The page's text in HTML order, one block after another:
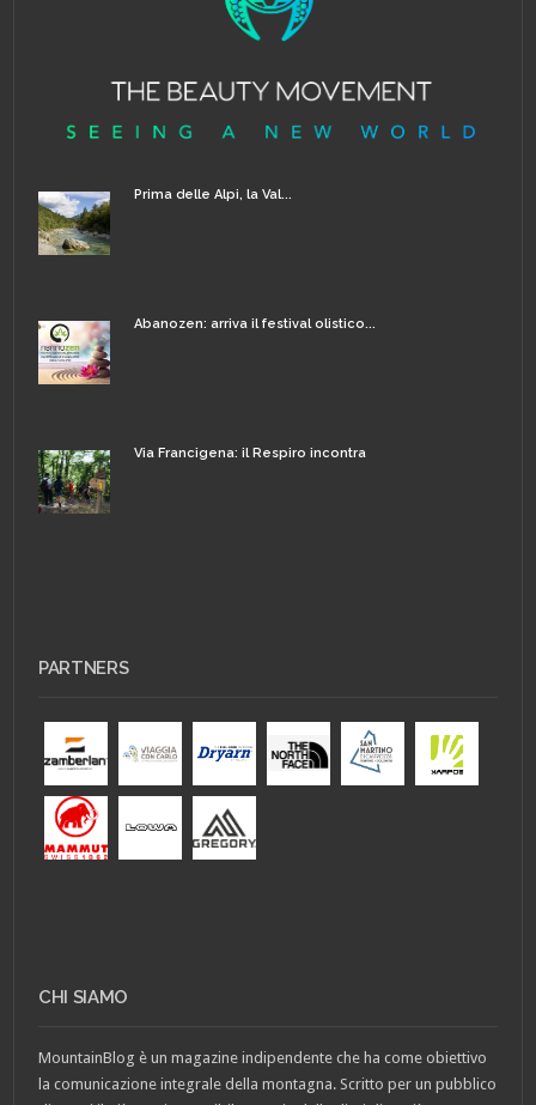
Prima delle Alpi, la Val...
Abanozen: arriva il festival olistico...
Via Francigena: il Respiro incontra
PARTNERS
CHI SIAMO
MountainBlog è un magazine indipendente che ha come obiettivo
la comunicazione integrale della montagna. Scritto per un pubblico